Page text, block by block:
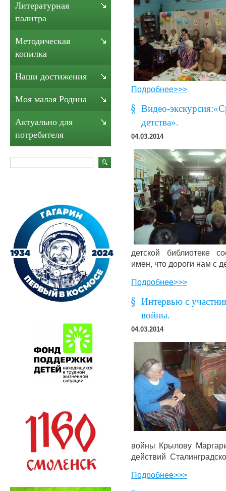
Подробнее>>>
Видео-
детства».
04.03.2014
детской библиотеке
имен, что дороги нам с
Подробнее>>>
Интервью с
войны.
04.03.2014
войны Крылову
действий
Подробнее>>>
Литературная
палитра
Методическая
копилка
Наши достижения
Моя малая Родина
Актуально для
потребителя